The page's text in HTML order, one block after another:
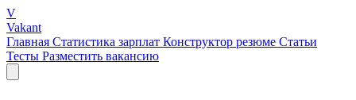
V
Vakant
Главная Статистика зарплат Конструктор резюме Статьи
Тесты Разместить вакансию